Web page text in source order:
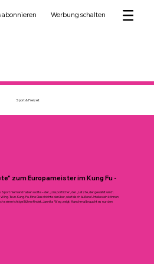
abonnieren Werbung schalten
Sport & Freizeit
zum Europameister im Kung Fu -
niemand haben wollte – der „Unsportliche“, der „Letzte, der gewählt wird“.
Tsun-Kung-Fu. Eine Geschichte darüber, wie falsch äußere Urteile sein können
seine richtige Bühne findet. Janniks Weg zeigt: Manchmal braucht es nur den